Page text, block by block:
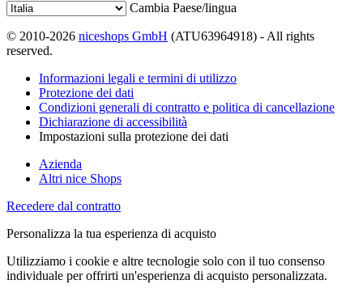
Cambia Paese/lingua
© 2010-2026 niceshops GmbH (ATU63964918) - All rights
reserved.
Informazioni legali e termini di utilizzo
Protezione dei dati
Condizioni generali di contratto e politica di cancellazione
Dichiarazione di accessibilità
Impostazioni sulla protezione dei dati
Azienda
Altri nice Shops
Recedere dal contratto
Personalizza la tua esperienza di acquisto
Utilizziamo i cookie e altre tecnologie solo con il tuo consenso
individuale per offrirti un'esperienza di acquisto personalizzata.